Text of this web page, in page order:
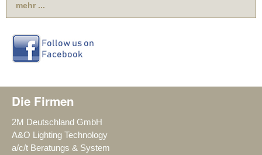
mehr ...
Die Firmen
2M Deutschland GmbH
A&O Lighting Technology
a/c/t Beratungs & System